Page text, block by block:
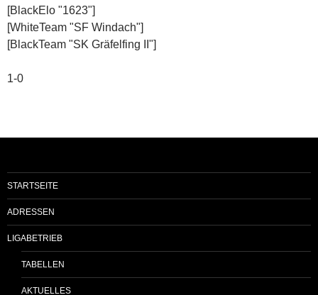
[BlackElo "1623"]
[WhiteTeam "SF Windach"]
[BlackTeam "SK Gräfelfing II"]
1-0
STARTSEITE
ADRESSEN
LIGABETRIEB
TABELLEN
AKTUELLES